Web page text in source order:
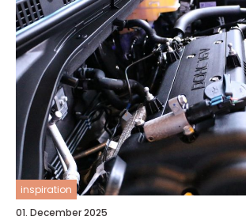
inspiration
01. December 2025